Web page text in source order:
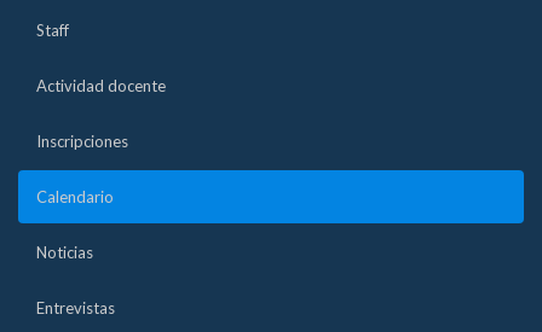
Staff
Actividad docente
Inscripciones
Calendario
Noticias
Entrevistas